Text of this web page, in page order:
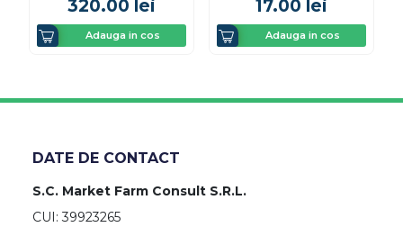
320.00 lei
Adauga in cos
17.00 lei
Adauga in cos
DATE DE CONTACT
S.C. Market Farm Consult S.R.L.
CUI: 39923265